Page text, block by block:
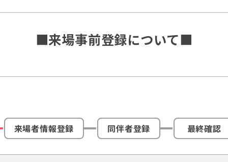
■来場事前登録について■
来場者情報登録 同伴者登録 最終確認